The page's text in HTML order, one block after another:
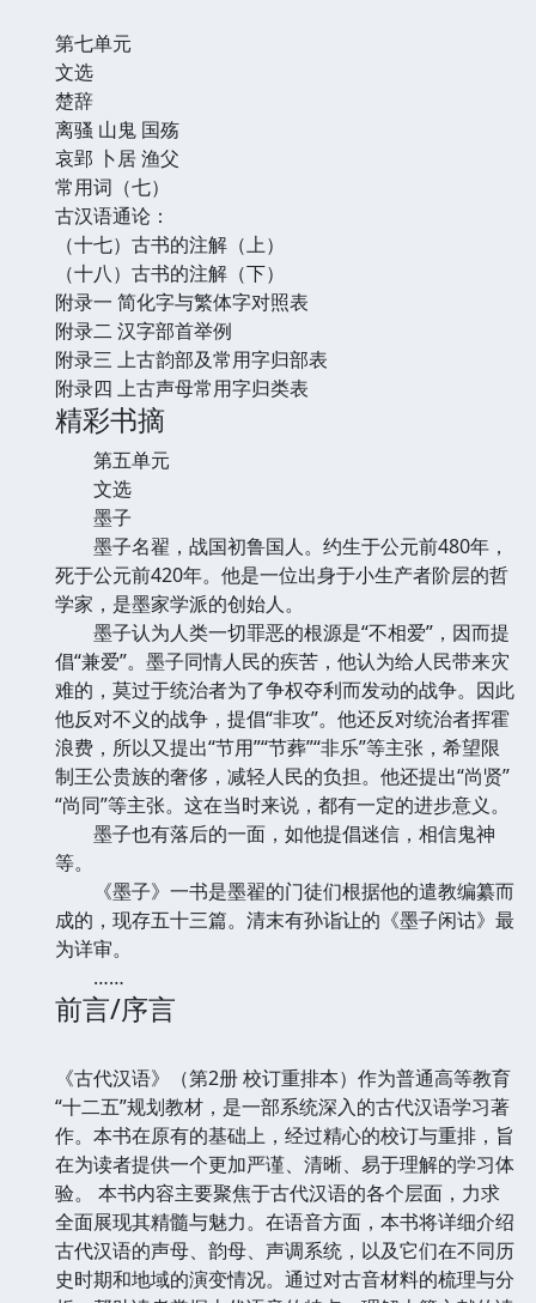
第七单元
文选
楚辞
离骚 山鬼 国殇
哀郢 卜居 渔父
常用词（七）
古汉语通论：
（十七）古书的注解（上）
（十八）古书的注解（下）
附录一 简化字与繁体字对照表
附录二 汉字部首举例
附录三 上古韵部及常用字归部表
附录四 上古声母常用字归类表
精彩书摘
第五单元
文选
墨子
墨子名翟，战国初鲁国人。约生于公元前480年，
死于公元前420年。他是一位出身于小生产者阶层的哲
学家，是墨家学派的创始人。
墨子认为人类一切罪恶的根源是“不相爱”，因而提
倡“兼爱”。墨子同情人民的疾苦，他认为给人民带来灾
难的，莫过于统治者为了争权夺利而发动的战争。因此
他反对不义的战争，提倡“非攻”。他还反对统治者挥霍
浪费，所以又提出“节用”“节葬”“非乐”等主张，希望限
制王公贵族的奢侈，减轻人民的负担。他还提出“尚贤”
“尚同”等主张。这在当时来说，都有一定的进步意义。
墨子也有落后的一面，如他提倡迷信，相信鬼神
等。
《墨子》一书是墨翟的门徒们根据他的遣教编纂而
成的，现存五十三篇。清末有孙诣让的《墨子闲诂》最
为详审。
……
前言/序言
《古代汉语》（第2册 校订重排本）作为普通高等教育
“十二五”规划教材，是一部系统深入的古代汉语学习著
作。本书在原有的基础上，经过精心的校订与重排，旨
在为读者提供一个更加严谨、清晰、易于理解的学习体
验。 本书内容主要聚焦于古代汉语的各个层面，力求
全面展现其精髓与魅力。在语音方面，本书将详细介绍
古代汉语的声母、韵母、声调系统，以及它们在不同历
史时期和地域的演变情况。通过对古音材料的梳理与分